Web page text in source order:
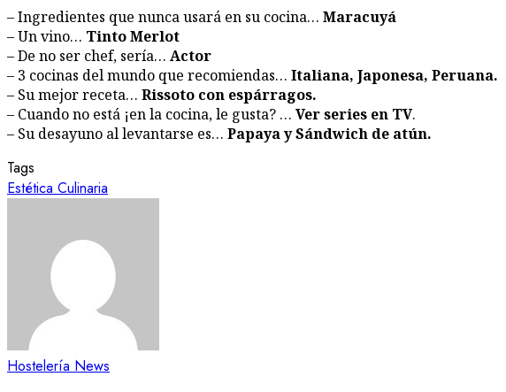
– Ingredientes que nunca usará en su cocina… Maracuyá
– Un vino… Tinto Merlot
– De no ser chef, sería… Actor
– 3 cocinas del mundo que recomiendas… Italiana, Japonesa, Peruana.
– Su mejor receta… Rissoto con espárragos.
– Cuando no está ¡en la cocina, le gusta? … Ver series en TV.
– Su desayuno al levantarse es… Papaya y Sándwich de atún.
Tags
Estética Culinaria
Hostelería News